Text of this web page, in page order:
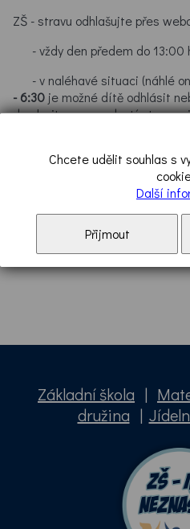
ZŠ - stravu odhlašujte přes
- vždy den předem do 13:00
- v naléhavé situaci (náhlé
- 6:30 je možné dítě odhlásit
domluvit na vyzvednutí stravy
Základní škola |
družina |
Chcete udělit souhlas s
Další
Přijmout